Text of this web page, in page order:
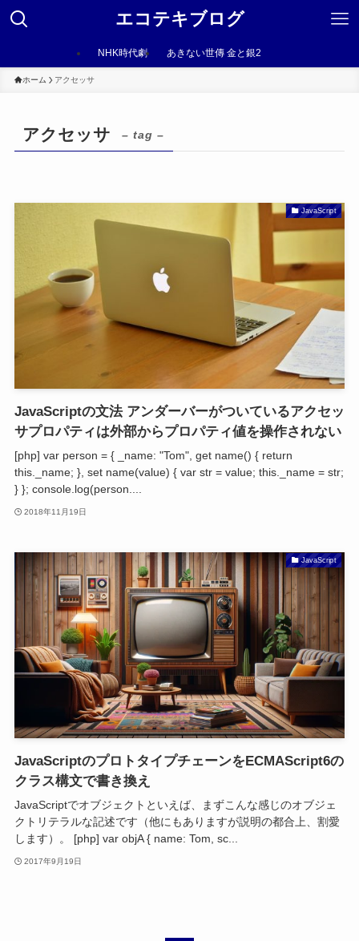
エコテキブログ
NHK時代劇 あきない世傳 金と銀2
ホーム アクセッサ
アクセッサ – tag –
JavaScript
JavaScriptの文法 アンダーバーがついているアクセッ
サプロパティは外部からプロパティ値を操作されない
[php] var person = { _name: "Tom", get name() { return
this._name; }, set name(value) { var str = value; this._name = str;
} }; console.log(person....
2018年11月19日
JavaScript
JavaScriptのプロトタイプチェーンをECMAScript6の
クラス構文で書き換え
JavaScriptでオブジェクトといえば、まずこんな感じのオブジェ
クトリテラルな記述です（他にもありますが説明の都合上、割愛
します）。 [php] var objA { name: Tom, sc...
2017年9月19日